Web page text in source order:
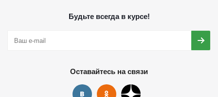
Будьте всегда в курсе!
Оставайтесь на связи